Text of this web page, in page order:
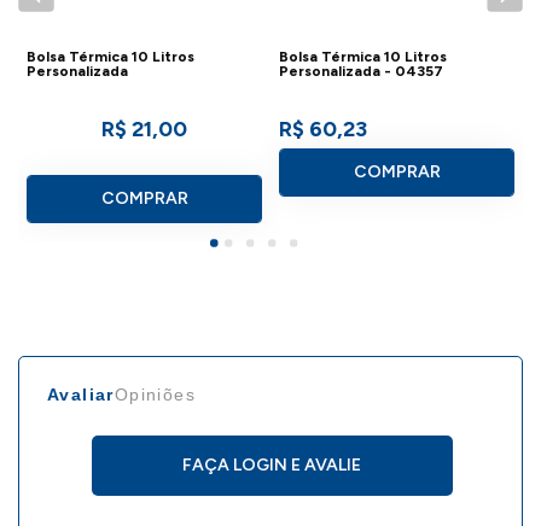
Bolsa Térmica 10 Litros
Personalizada
R$ 21,00
COMPRAR
Bolsa Térmica 10 Litros
Personalizada - 04357
R$ 60,23
COMPRAR
AvaliarOpiniões
FAÇA LOGIN E AVALIE